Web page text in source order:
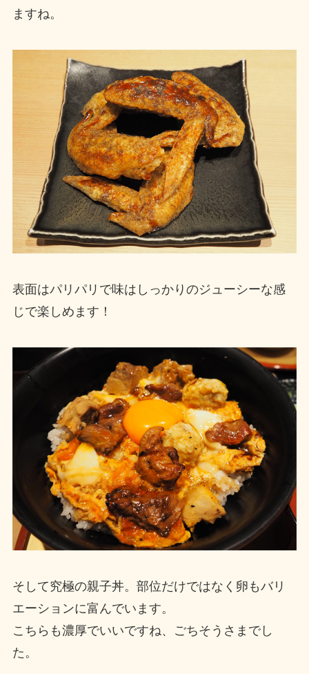
ますね。
表面はパリパリで味はしっかりのジューシーな感
じで楽しめます！
そして究極の親子丼。部位だけではなく卵もバリ
エーションに富んでいます。
こちらも濃厚でいいですね、ごちそうさまでし
た。